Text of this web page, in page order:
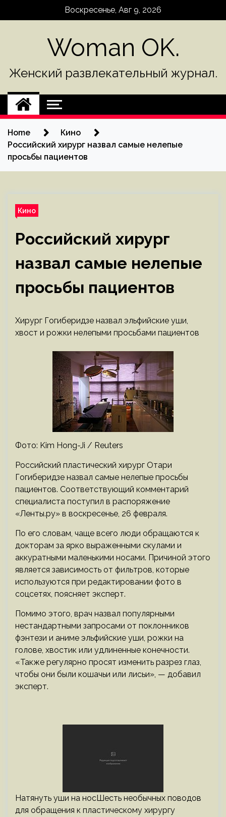
Воскресенье, Авг 9, 2026
Woman OK.
Женский развлекательный журнал.
Home
Кино
Российский хирург назвал самые нелепые
просьбы пациентов
Кино
Российский хирург
назвал самые нелепые
просьбы пациентов
Хирург Гогиберидзе назвал эльфийские уши,
хвост и рожки нелепыми просьбами пациентов
Фото: Kim Hong-Ji / Reuters
Российский пластический хирург Отари
Гогиберидзе назвал самые нелепые просьбы
пациентов. Соответствующий комментарий
специалиста поступил в распоряжение
«Ленты.ру» в воскресенье, 26 февраля.
По его словам, чаще всего люди обращаются к
докторам за ярко выраженными скулами и
аккуратными маленькими носами. Причиной этого
является зависимость от фильтров, которые
используются при редактировании фото в
соцсетях, поясняет эксперт.
Помимо этого, врач назвал популярными
нестандартными запросами от поклонников
фэнтези и аниме эльфийские уши, рожки на
голове, хвостик или удлиненные конечности.
«Также регулярно просят изменить разрез глаз,
чтобы они были кошачьи или лисьи», — добавил
эксперт.
Натянуть уши на носШесть необычных поводов
для обращения к пластическому хирургу